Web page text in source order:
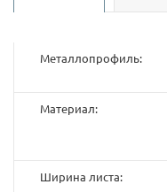
Металлопрофиль:
Материал:
Ширина листа: